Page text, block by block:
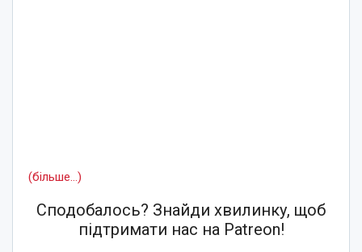
(більше…)
Сподобалось? Знайди хвилинку, щоб
підтримати нас на Patreon!